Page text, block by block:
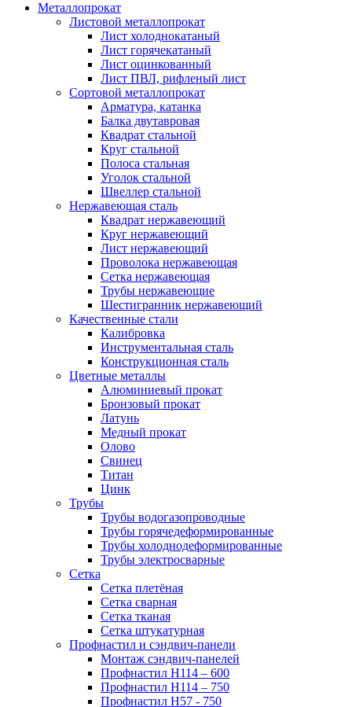
Металлопрокат
Листовой металлопрокат
Лист холоднокатаный
Лист горячекатаный
Лист оцинкованный
Лист ПВЛ, рифленый лист
Сортовой металлопрокат
Арматура, катанка
Балка двутавровая
Квадрат стальной
Круг стальной
Полоса стальная
Уголок стальной
Швеллер стальной
Нержавеющая сталь
Квадрат нержавеющий
Круг нержавеющий
Лист нержавеющий
Проволока нержавеющая
Сетка нержавеющая
Трубы нержавеющие
Шестигранник нержавеющий
Качественные стали
Калибровка
Инструментальная сталь
Конструкционная сталь
Цветные металлы
Алюминиевый прокат
Бронзовый прокат
Латунь
Медный прокат
Олово
Свинец
Титан
Цинк
Трубы
Трубы водогазопроводные
Трубы горячедеформированные
Трубы холоднодеформированные
Трубы электросварные
Сетка
Сетка плетёная
Сетка сварная
Сетка тканая
Сетка штукатурная
Профнастил и сэндвич-панели
Монтаж сэндвич-панелей
Профнастил Н114 – 600
Профнастил Н114 – 750
Профнастил Н57 - 750